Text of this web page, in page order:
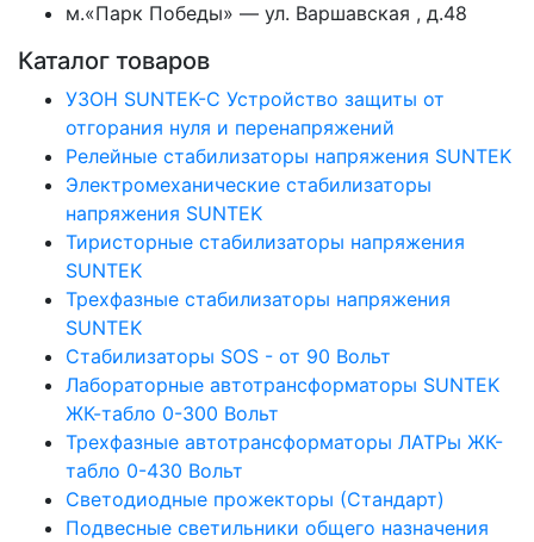
м.«Парк Победы» — ул. Варшавская , д.48
Каталог товаров
УЗОН SUNTEK-C Устройство защиты от
отгорания нуля и перенапряжений
Релейные стабилизаторы напряжения SUNTEK
Электромеханические стабилизаторы
напряжения SUNTEK
Тиристорные стабилизаторы напряжения
SUNTEK
Трехфазные стабилизаторы напряжения
SUNTEK
Стабилизаторы SOS - от 90 Вольт
Лабораторные автотрансформаторы SUNTEK
ЖК-табло 0-300 Вольт
Трехфазные автотрансформаторы ЛАТРы ЖК-
табло 0-430 Вольт
Светодиодные прожекторы (Стандарт)
Подвесные светильники общего назначения